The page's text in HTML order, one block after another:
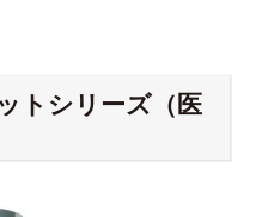
トシリーズ（医